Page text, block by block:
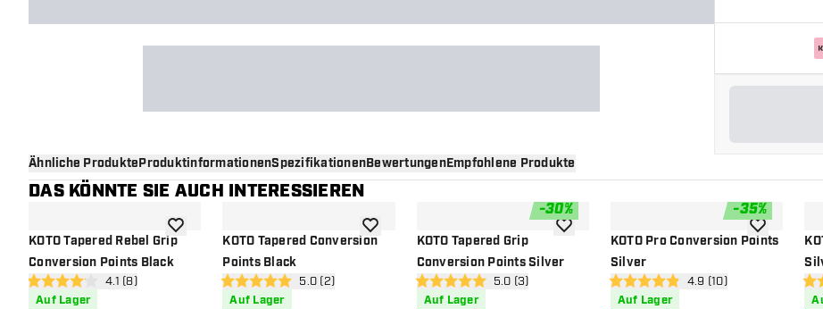
Ähnliche ProdukteProduktinformationenSpezifikationenBewertungenEmpfohlene Produkte
DAS KÖNNTE SIE AUCH INTERESSIEREN
KOTO Tapered Rebel Grip
Conversion Points Black
Bewertungsbereich öffnen
4.1 Bewertungssterne
4.1 (8)
Auf Lager
Zur Wunschliste hinzufügen
KOTO Tapered Conversion
Points Black
Bewertungsbereich öffnen
5 Bewertungssterne
5.0 (2)
Auf Lager
Zur Wunschliste hinzufügen
-30%
KOTO Tapered Grip
Conversion Points Silver
Bewertungsbereich öffnen
5 Bewertungssterne
5.0 (3)
Auf Lager
Zur Wunschliste hinzufügen
-35%
KOTO Pro Conversion Points
Silver
Bewertungsbereich
4.9 Bewertungssterne
4.9 (10)
Auf Lager
Zur